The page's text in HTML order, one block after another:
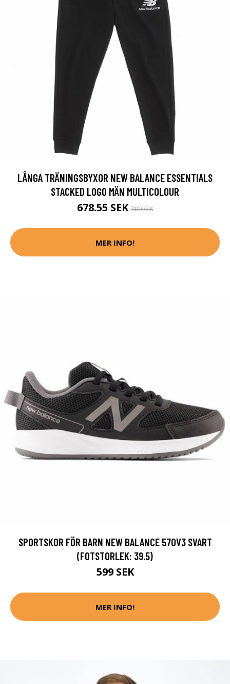
LÅNGA TRÄNINGSBYXOR NEW BALANCE ESSENTIALS
STACKED LOGO MÄN MULTICOLOUR
678.55 SEK 709 SEK
MER INFO!
SPORTSKOR FÖR BARN NEW BALANCE 570V3 SVART
(FOTSTORLEK: 39.5)
599 SEK
MER INFO!